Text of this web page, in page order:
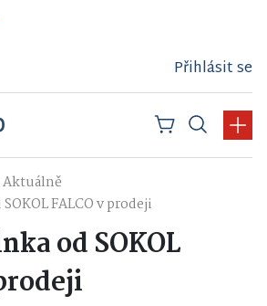
Přihlásit se
Aktuálně
FALCO v prodeji
od SOKOL